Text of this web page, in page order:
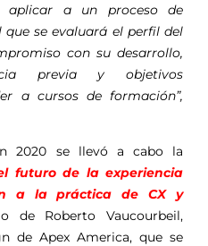
aplicar a un proceso de
se evaluará el perfil del
con su desarrollo,
previa y objetivos
a cursos de formación”,
2020 se llevó a cabo la
futuro de la experiencia
a la práctica de CX y
de Roberto Vaucourbeil,
de Apex America, que se